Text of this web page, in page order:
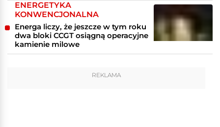
ENERGETYKA
KONWENCJONALNA
Energa liczy, że jeszcze w tym roku
dwa bloki CCGT osiągną operacyjne
kamienie milowe
REKLAMA